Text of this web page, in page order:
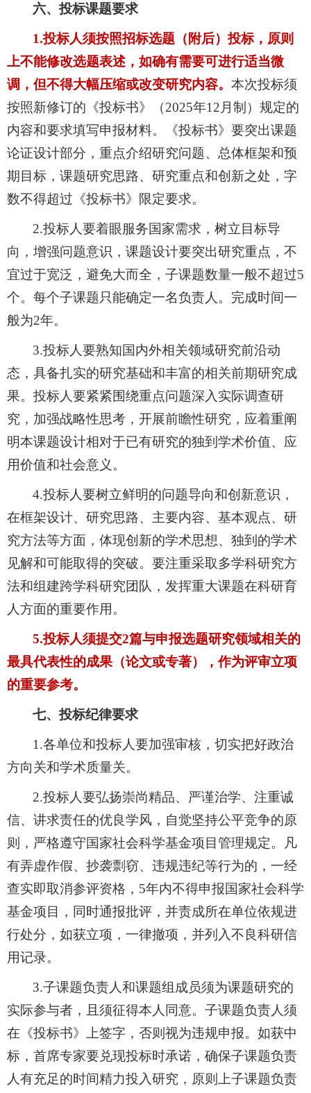
六、投标课题要求
1.投标人须按照招标选题（附后）投标，原则
上不能修改选题表述，如确有需要可进行适当微
调，但不得大幅压缩或改变研究内容。 本次投标须
按照新修订的《投标书》（2025年12 月制）规定的
内容和要求填写申报材料。《投标书》要突出课题
论证设计部分，重点介绍研究问题、总体框架和预
期目标，课题研究思路、研究重点和创新之处，字
数不得超过《投标书》限定要求。
2.投标人要着眼服务国家需求，树立目标导
向，增强问题意识，课题设计要突出研究重点，不
宜过于宽泛，避免大而全，子课题数量一般不超过5
个。每个子课题只能确定一名负责人。完成时间一
般为2年。
3.投标人要熟知国内外相关领域研究前沿动
态，具备扎实的研究基础和丰富的相关前期研究成
果。投标人要紧紧围绕重点问题深入实际调查研
究，加强战略性思考，开展前瞻性研究，应着重阐
明本课题设计相对于已有研究的独到学术价值、应
用价值和社会意义。
4.投标人要树立鲜明的问题导向和创新意识，
在框架设计、研究思路、主要内容、基本观点、研
究方法等方面，体现创新的学术思想、独到的学术
见解和可能取得的突破。要注重采取多学科研究方
法和组建跨学科研究团队，发挥重大课题在科研育
人方面的重要作用。
5.投标人须提交2篇与申报选题研究领域相关的
最具代表性的成果（论文或专著），作为评审立项
的重要参考。
七、投标纪律要求
1.各单位和投标人要加强审核，切实把好政治
方向关和学术质量关。
2.投标人要弘扬崇尚精品、严谨治学、注重诚
信、讲求责任的优良学风，自觉坚持公平竞争的原
则，严格遵守国家社会科学基金项目管理规定。凡
有弄虚作假、抄袭剽窃、违规违纪等行为的，一经
查实即取消参评资格， 5年内不得申报国家社会科学
基金项目，同时通报批评，并责成所在单位依规进
行处分，如获立项，一律撤项，并列入不良科研信
用记录。
3.子课题负责人和课题组成员须为课题研究的
实际参与者，且须征得本人同意。子课题负责人须
在《投标书》上签字，否则视为违规申报。如获中
标，首席专家要兑现投标时承诺，确保子课题负责
人有充足的时间精力投入研究，原则上子课题负责